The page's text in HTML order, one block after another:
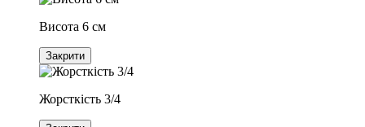
Висота 6 см
Закрити
Жорсткість 3/4